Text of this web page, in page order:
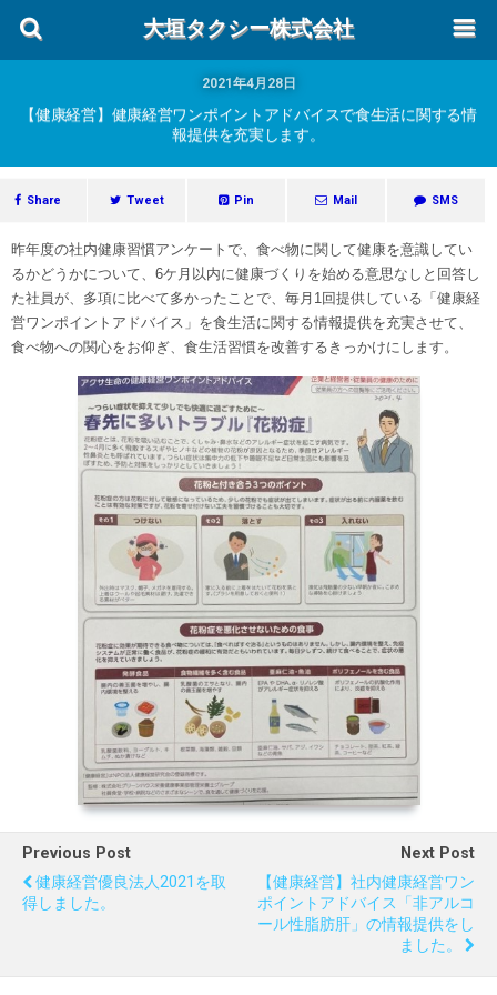
大垣タクシー株式会社
2021年4月28日
【健康経営】健康経営ワンポイントアドバイスで食生活に関する情
報提供を充実します。
Share Tweet Pin Mail SMS
昨年度の社内健康習慣アンケートで、食べ物に関して健康を意識してい
るかどうかについて、6ケ月以内に健康づくりを始める意思なしと回答し
た社員が、多項に比べて多かったことで、毎月1回提供している「健康経
営ワンポイントアドバイス」を食生活に関する情報提供を充実させて、
食べ物への関心をお仰ぎ、食生活習慣を改善するきっかけにします。
Previous Post
健康経営優良法人2021を取
得しました。
Next Post
【健康経営】社内健康経営ワン
ポイントアドバイス「非アルコ
ール性脂肪肝」の情報提供をし
ました。